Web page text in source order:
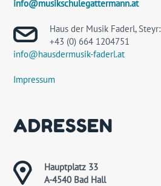
info@musikschulegattermann.at
Haus der Musik Faderl, Steyr:
+43 (0) 664 1204751
info@hausdermusik-faderl.at
Impressum
ADRESSEN
Hauptplatz 33
A-4540 Bad Hall